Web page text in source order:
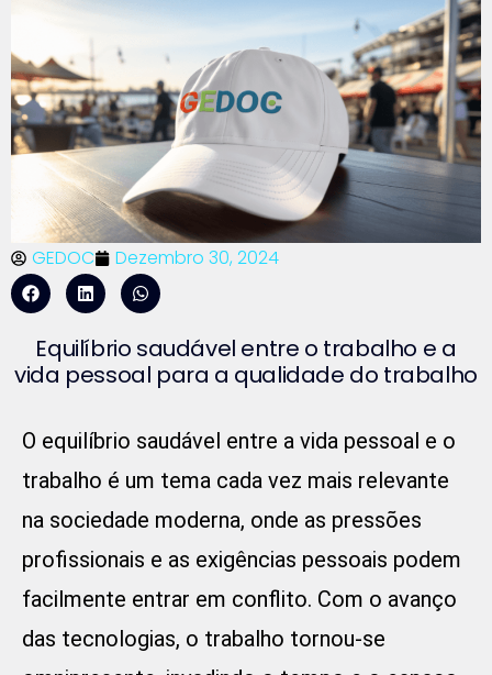
GEDOC Dezembro 30, 2024
Equilíbrio saudável entre o trabalho e a
vida pessoal para a qualidade do trabalho
O equilíbrio saudável entre a vida pessoal e o
trabalho é um tema cada vez mais relevante
na sociedade moderna, onde as pressões
profissionais e as exigências pessoais podem
facilmente entrar em conflito. Com o avanço
das tecnologias, o trabalho tornou-se